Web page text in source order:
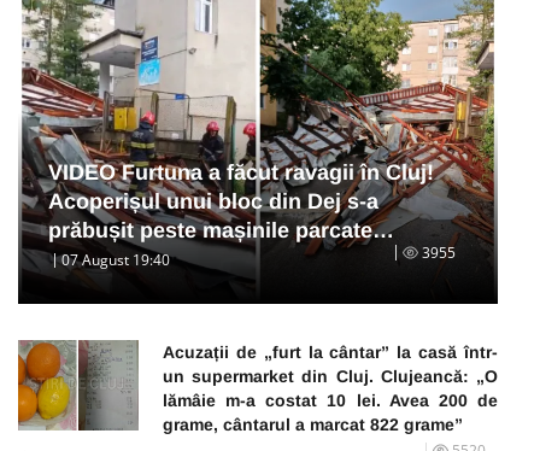
VIDEO Furtuna a făcut ravagii în Cluj!
Acoperișul unui bloc din Dej s-a
prăbușit peste mașinile parcate…
07 August 19:40 3955
Acuzații de „furt la cântar” la casă într-
un supermarket din Cluj. Clujeancă: „O
lămâie m-a costat 10 lei. Avea 200 de
grame, cântarul a marcat 822 grame”